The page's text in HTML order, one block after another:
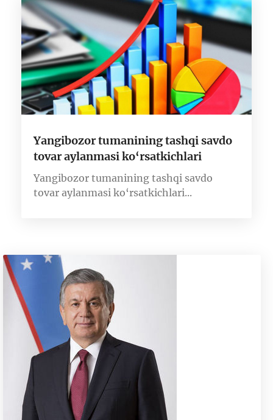
Yangibozor tumanining tashqi savdo
tovar aylanmasi ko‘rsatkichlari
Yangibozor tumanining tashqi savdo
tovar aylanmasi ko‘rsatkichlari...